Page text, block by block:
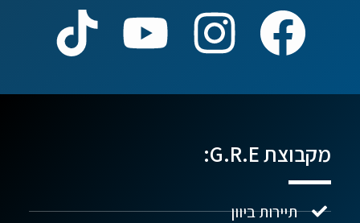
מקבוצת G.R.E:
תיירות ביוון